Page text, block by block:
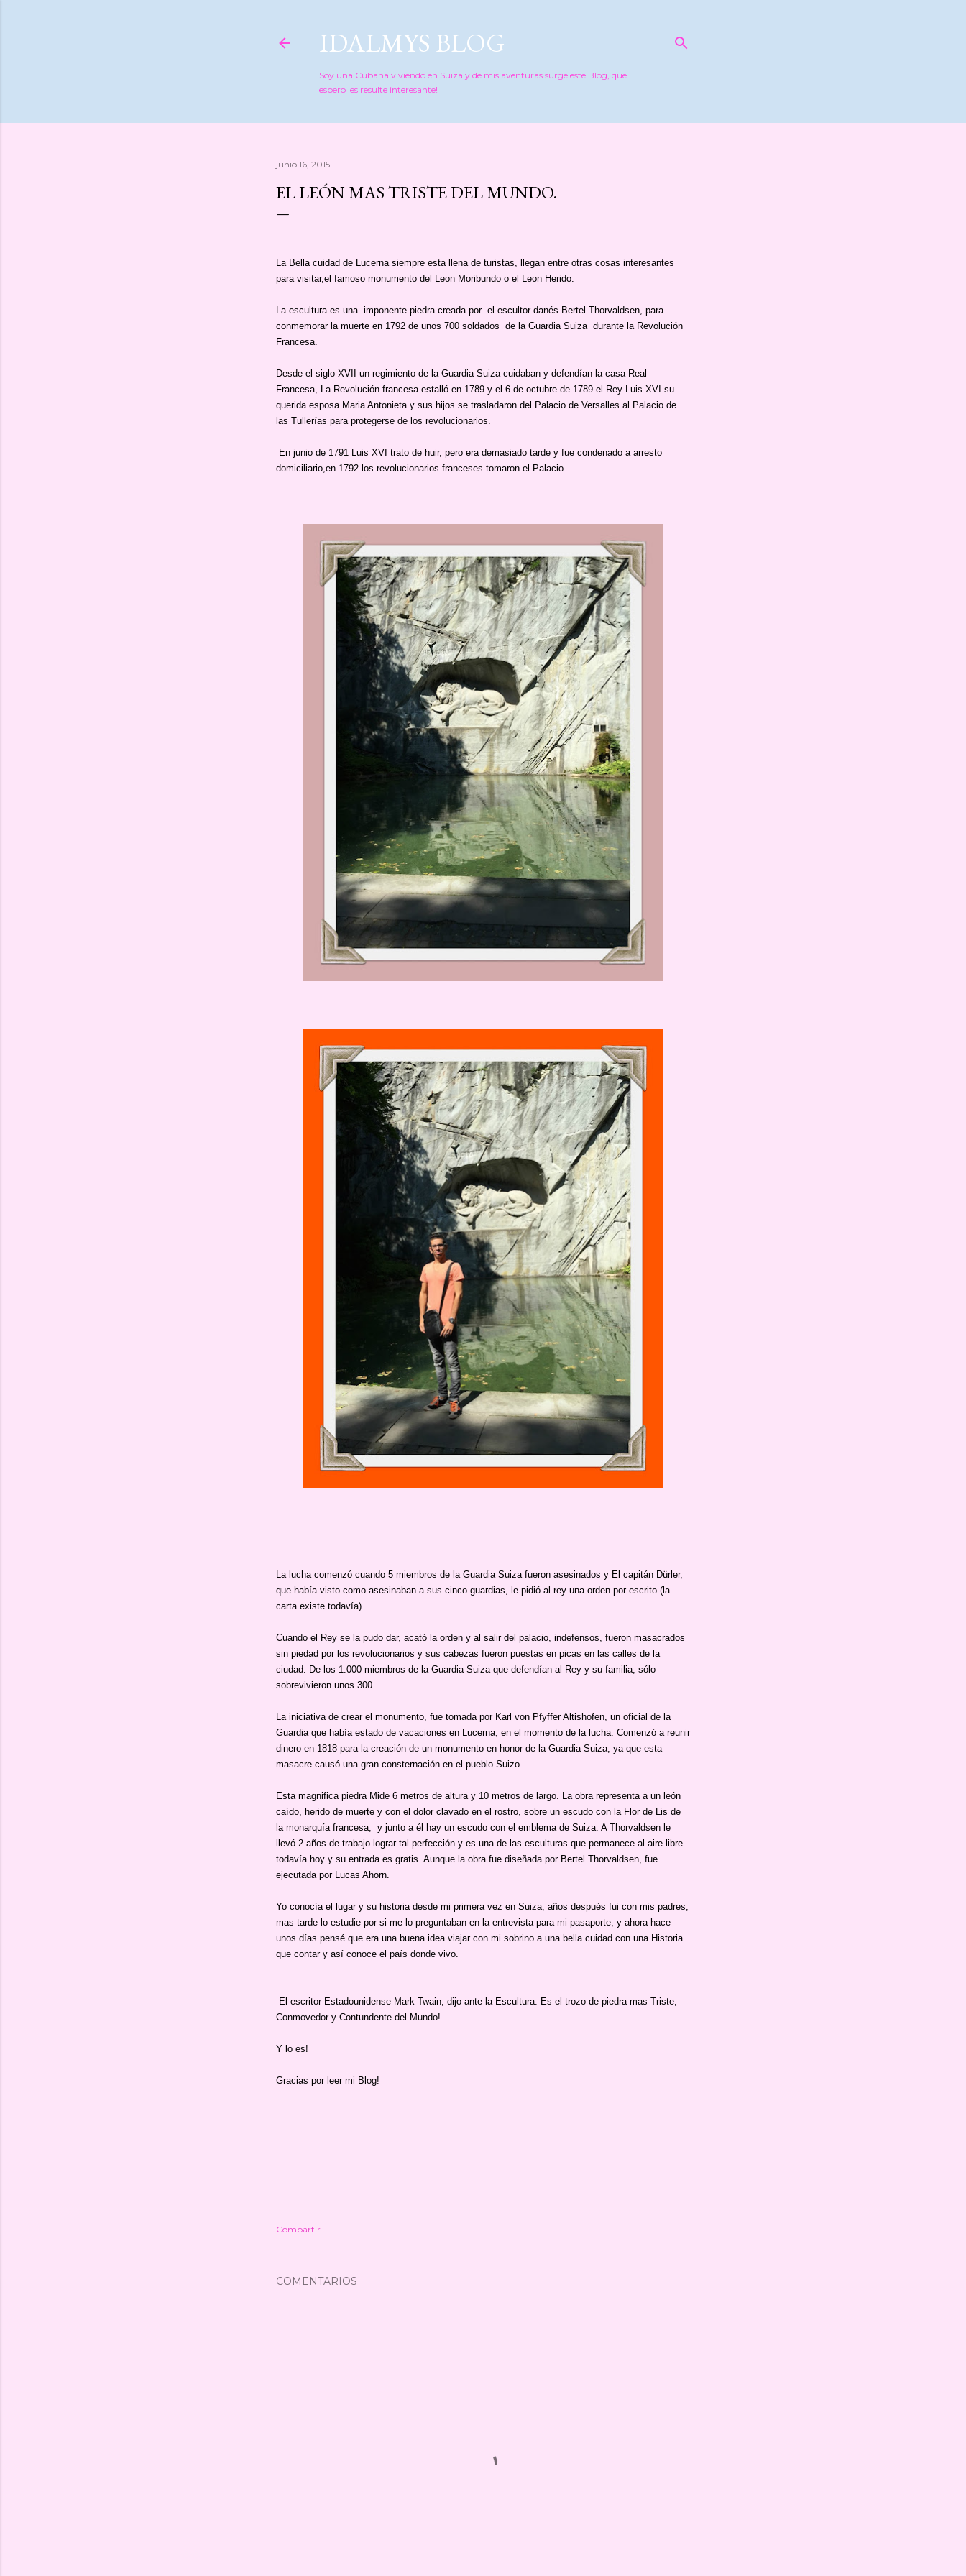
IDALMYS BLOG
Soy una Cubana viviendo en Suiza y de mis aventuras surge este Blog, que
espero les resulte interesante!
junio 16, 2015
EL LEÓN MAS TRISTE DEL MUNDO.
La Bella cuidad de Lucerna siempre esta llena de turistas, llegan entre otras cosas interesantes
para visitar,el famoso monumento del Leon Moribundo o el Leon Herido.
La escultura es una imponente piedra creada por el escultor danés Bertel Thorvaldsen, para
conmemorar la muerte en 1792 de unos 700 soldados de la Guardia Suiza durante la Revolución
Francesa.
Desde el siglo XVII un regimiento de la Guardia Suiza cuidaban y defendían la casa Real
Francesa, La Revolución francesa estalló en 1789 y el 6 de octubre de 1789 el Rey Luis XVI su
querida esposa Maria Antonieta y sus hijos se trasladaron del Palacio de Versalles al Palacio de
las Tullerías para protegerse de los revolucionarios.
En junio de 1791 Luis XVI trato de huir, pero era demasiado tarde y fue condenado a arresto
domiciliario,en 1792 los revolucionarios franceses tomaron el Palacio.
La lucha comenzó cuando 5 miembros de la Guardia Suiza fueron asesinados y El capitán Dürler,
que había visto como asesinaban a sus cinco guardias, le pidió al rey una orden por escrito (la
carta existe todavía).
Cuando el Rey se la pudo dar, acató la orden y al salir del palacio, indefensos, fueron masacrados
sin piedad por los revolucionarios y sus cabezas fueron puestas en picas en las calles de la
ciudad. De los 1.000 miembros de la Guardia Suiza que defendían al Rey y su familia, sólo
sobrevivieron unos 300.
La iniciativa de crear el monumento, fue tomada por Karl von Pfyffer Altishofen, un oficial de la
Guardia que había estado de vacaciones en Lucerna, en el momento de la lucha. Comenzó a reunir
dinero en 1818 para la creación de un monumento en honor de la Guardia Suiza, ya que esta
masacre causó una gran consternación en el pueblo Suizo.
Esta magnifica piedra Mide 6 metros de altura y 10 metros de largo. La obra representa a un león
caído, herido de muerte y con el dolor clavado en el rostro, sobre un escudo con la Flor de Lis de
la monarquía francesa, y junto a él hay un escudo con el emblema de Suiza. A Thorvaldsen le
llevó 2 años de trabajo lograr tal perfección y es una de las esculturas que permanece al aire libre
todavía hoy y su entrada es gratis. Aunque la obra fue diseñada por Bertel Thorvaldsen, fue
ejecutada por Lucas Ahorn.
Yo conocía el lugar y su historia desde mi primera vez en Suiza, años después fui con mis padres,
mas tarde lo estudie por si me lo preguntaban en la entrevista para mi pasaporte, y ahora hace
unos días pensé que era una buena idea viajar con mi sobrino a una bella cuidad con una Historia
que contar y así conoce el país donde vivo.
El escritor Estadounidense Mark Twain, dijo ante la Escultura: Es el trozo de piedra mas Triste,
Conmovedor y Contundente del Mundo!
Y lo es!
Gracias por leer mi Blog!
Compartir
COMENTARIOS